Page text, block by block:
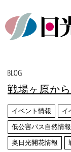
戦場ヶ原か
イベント情報 イ
低公害バス自然情報
奥日光開花情報